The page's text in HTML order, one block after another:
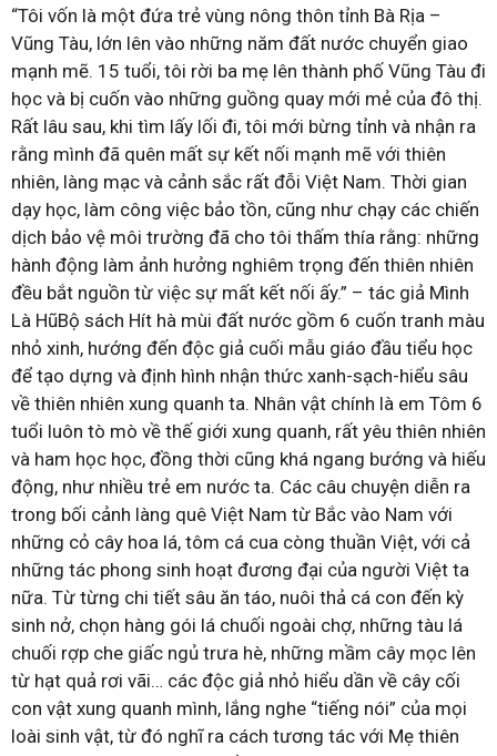
“Tôi vốn là một đứa trẻ vùng nông thôn tỉnh Bà Rịa –
Vũng Tàu, lớn lên vào những năm đất nước chuyển giao
mạnh mẽ. 15 tuổi, tôi rời ba mẹ lên thành phố Vũng Tàu đi
học và bị cuốn vào những guồng quay mới mẻ của đô thị.
Rất lâu sau, khi tìm lấy lối đi, tôi mới bừng tỉnh và nhận ra
rằng mình đã quên mất sự kết nối mạnh mẽ với thiên
nhiên, làng mạc và cảnh sắc rất đỗi Việt Nam. Thời gian
dạy học, làm công việc bảo tồn, cũng như chạy các chiến
dịch bảo vệ môi trường đã cho tôi thấm thía rằng: những
hành động làm ảnh hưởng nghiêm trọng đến thiên nhiên
đều bắt nguồn từ việc sự mất kết nối ấy.” – tác giả Mình
Là HũBộ sách Hít hà mùi đất nước gồm 6 cuốn tranh màu
nhỏ xinh, hướng đến độc giả cuối mẫu giáo đầu tiểu học
để tạo dựng và định hình nhận thức xanh-sạch-hiểu sâu
về thiên nhiên xung quanh ta. Nhân vật chính là em Tôm 6
tuổi luôn tò mò về thế giới xung quanh, rất yêu thiên nhiên
và ham học học, đồng thời cũng khá ngang bướng và hiếu
động, như nhiều trẻ em nước ta. Các câu chuyện diễn ra
trong bối cảnh làng quê Việt Nam từ Bắc vào Nam với
những cỏ cây hoa lá, tôm cá cua còng thuần Việt, với cả
những tác phong sinh hoạt đương đại của người Việt ta
nữa. Từ từng chi tiết sâu ăn táo, nuôi thả cá con đến kỳ
sinh nở, chọn hàng gói lá chuối ngoài chợ, những tàu lá
chuối rợp che giấc ngủ trưa hè, những mầm cây mọc lên
từ hạt quả rơi vãi… các độc giả nhỏ hiểu dần về cây cối
con vật xung quanh mình, lắng nghe “tiếng nói” của mọi
loài sinh vật, từ đó nghĩ ra cách tương tác với Mẹ thiên